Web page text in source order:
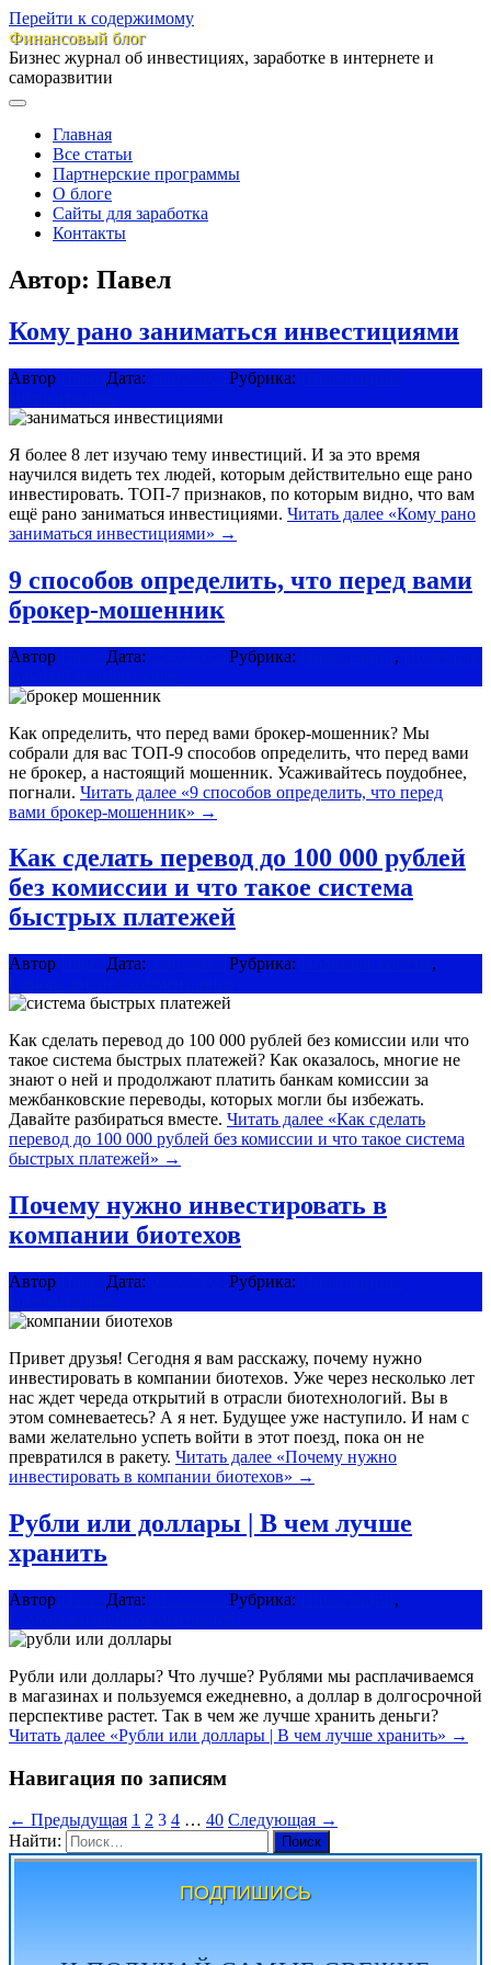
Перейти к содержимому
Финансовый блог
Бизнес журнал об инвестициях, заработке в интернете и
саморазвитии
Главная
Все статьи
Партнерские программы
О блоге
Сайты для заработка
Контакты
Автор: Павел
​Кому рано заниматься инвестициями
Автор Дата: Рубрика:
​Я более 8 лет изучаю тему инвестиций. И за это время
научился видеть тех людей, которым действительно еще рано
инвестировать. ТОП-7 признаков, по которым видно, что вам
ещё рано заниматься инвестициями. Читать далее «​Кому рано
заниматься инвестициями» →
9 способов определить, что перед вами
брокер-мошенник
Автор Дата: Рубрика: ,
Как определить, что перед вами брокер-мошенник? Мы
собрали для вас ТОП-9 способов определить, что перед вами
не брокер, а настоящий мошенник. Усаживайтесь поудобнее,
погнали. Читать далее «9 способов определить, что перед
вами брокер-мошенник» →
Как сделать перевод до 100 000 рублей
без комиссии и что такое система
быстрых платежей
Автор Дата: Рубрика:
,
Как сделать перевод до 100 000 рублей без комиссии или что
такое система быстрых платежей? Как оказалось, многие не
знают о ней и продолжают платить банкам комиссии за
межбанковские переводы, которых могли бы избежать.
Давайте разбираться вместе. Читать далее «Как сделать
перевод до 100 000 рублей без комиссии и что такое система
быстрых платежей» →
Почему нужно инвестировать в
компании биотехов
Автор Дата: Рубрика:
Привет друзья! Сегодня я вам расскажу, почему нужно
инвестировать в компании биотехов. Уже через несколько лет
нас ждет череда открытий в отрасли биотехнологий. Вы в
этом сомневаетесь? А я нет. Будущее уже наступило. И нам с
вами желательно успеть войти в этот поезд, пока он не
превратился в ракету. Читать далее «Почему нужно
инвестировать в компании биотехов» →
Рубли или доллары | В чем лучше
хранить
Автор Дата: Рубрика:
,
Рубли или доллары? Что лучше? Рублями мы расплачиваемся
в магазинах и пользуемся ежедневно, а доллар в долгосрочной
перспективе растет. Так в чем же лучше хранить деньги?
Читать далее «Рубли или доллары | В чем лучше хранить» →
Навигация по записям
← Предыдущая 1 2 3 4 … 40 Следующая →
Найти:
ПОДПИШИСЬ